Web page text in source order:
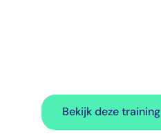
Bekijk deze training